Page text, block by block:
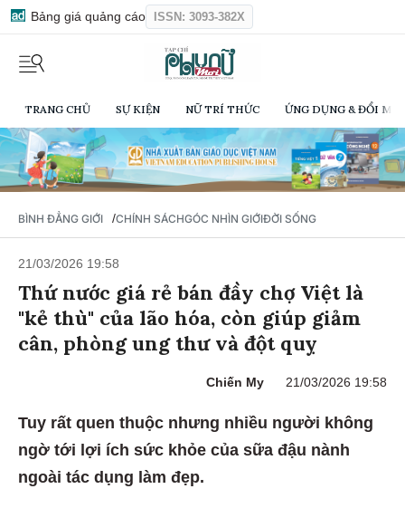
Bảng giá quảng cáo ISSN: 3093-382X
TRANG CHỦ SỰ KIỆN NỮ TRÍ THỨC ỨNG DỤNG & ĐỔI
BÌNH ĐẲNG GIỚI /CHÍNH SÁCHGÓC NHÌN GIỚIĐỜI SỐNG
21/03/2026 19:58
Thứ nước giá rẻ bán đầy chợ Việt là
"kẻ thù" của lão hóa, còn giúp giảm
cân, phòng ung thư và đột quỵ
Chiến My 21/03/2026 19:58
Tuy rất quen thuộc nhưng nhiều người không
ngờ tới lợi ích sức khỏe của sữa đậu nành
ngoài tác dụng làm đẹp.